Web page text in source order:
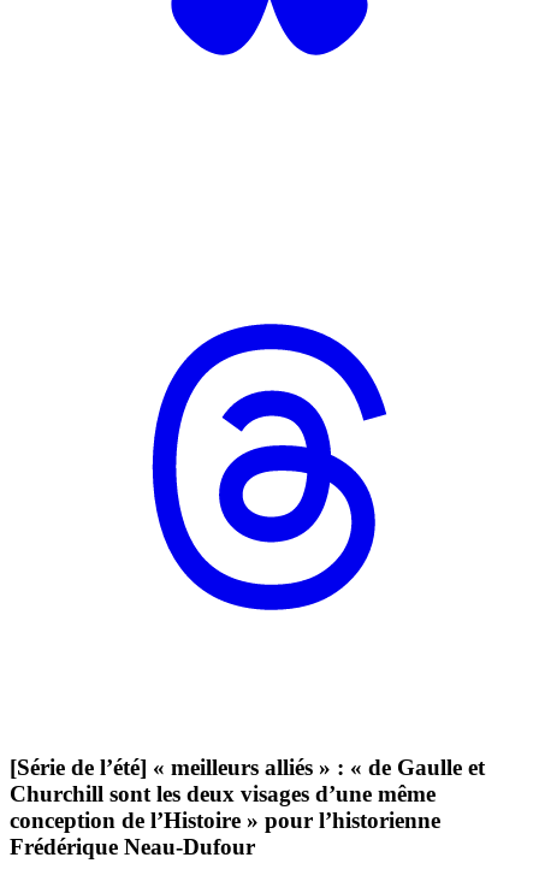
[Série de l’été] « meilleurs alliés » : « de Gaulle et
Churchill sont les deux visages d’une même
conception de l’Histoire » pour l’historienne
Frédérique Neau-Dufour